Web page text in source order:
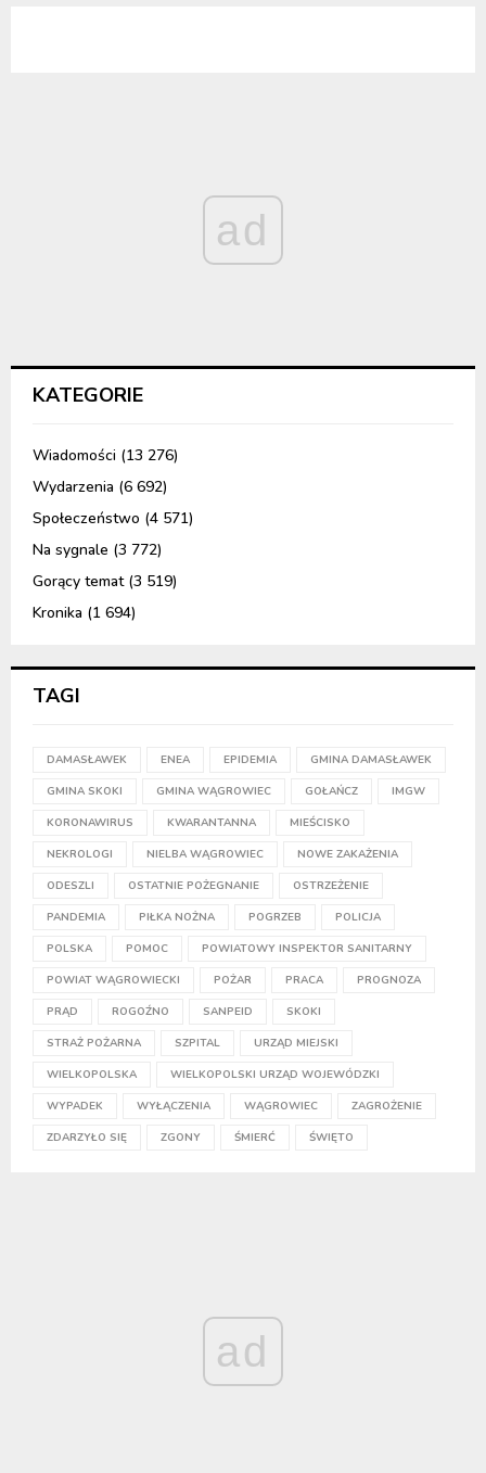
ad
KATEGORIE
Wiadomości (13 276)
Wydarzenia (6 692)
Społeczeństwo (4 571)
Na sygnale (3 772)
Gorący temat(3 519)
Kronika (1 694)
TAGI
DAMASŁAWEK ENEA EPIDEMIA GMINA DAMASŁAWEK
GMINA SKOKI GMINA WĄGROWIEC GOŁAŃCZ IMGW
KORONAWIRUS KWARANTANNA MIEŚCISKO
NEKROLOGI NIELBA WĄGROWIEC NOWE ZAKAŻENIA
ODESZLI OSTATNIE POŻEGNANIE OSTRZEŻENIE
PANDEMIA PIŁKA NOŻNA POGRZEB POLICJA
POLSKA POMOC POWIATOWY INSPEKTOR SANITARNY
POWIAT WĄGROWIECKI POŻAR PRACA PROGNOZA
PRĄD ROGOŹNO SANPEID SKOKI
STRAŻ POŻARNA SZPITAL URZĄD MIEJSKI
WIELKOPOLSKA WIELKOPOLSKI URZĄD WOJEWÓDZKI
WYPADEK WYŁĄCZENIA WĄGROWIEC ZAGROŻENIE
ZDARZYŁO SIĘ ZGONY ŚMIERĆ ŚWIĘTO
ad